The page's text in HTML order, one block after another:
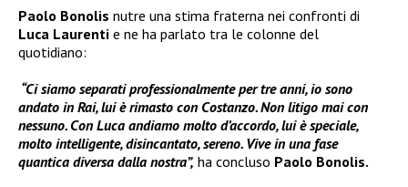
Paolo Bonolis nutre una stima fraterna nei confronti di
Luca Laurenti e ne ha parlato tra le colonne del
quotidiano:
“Ci siamo separati professionalmente per tre anni, io sono
andato in Rai, lui è rimasto con Costanzo. Non litigo mai con
nessuno. Con Luca andiamo molto d’accordo, lui è speciale,
molto intelligente, disincantato, sereno. Vive in una fase
quantica diversa dalla nostra”, ha concluso Paolo Bonolis.